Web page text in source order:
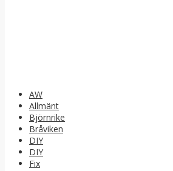
AW
Allmänt
Björnrike
Bråviken
DIY
DIY
Fix